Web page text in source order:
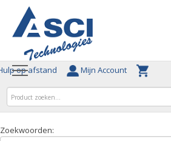
op afstand Mijn Account
Zoekwoorden: